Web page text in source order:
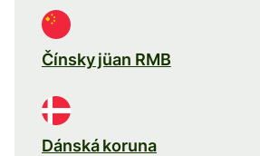
Čínsky jüan RMB
Dánská koruna